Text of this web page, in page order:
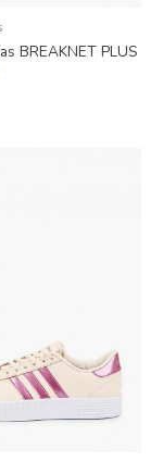
BREAKNET PLUS